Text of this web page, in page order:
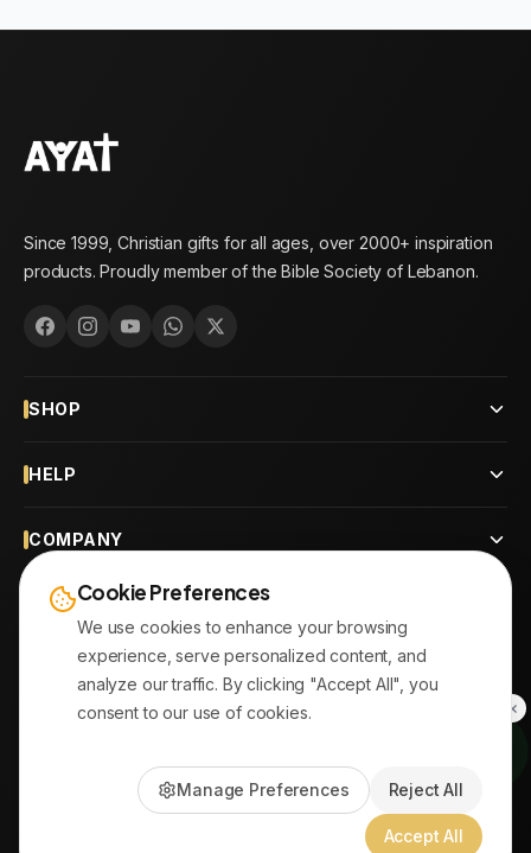
Since 1999, Christian gifts for all ages, over 2000+ inspiration
products. Proudly member of the Bible Society of Lebanon.
SHOP
HELP
COMPANY
CONTACT
OUR BRANCHES
© 2026AYATonline.com
PayPal • Stripe| DHL Express • Aramex
Cookie Preferences
We use cookies to enhance your browsing
experience, serve personalized content, and
analyze our traffic. By clicking "Accept All", you
consent to our use of cookies.
Manage Preferences Reject All
Accept All